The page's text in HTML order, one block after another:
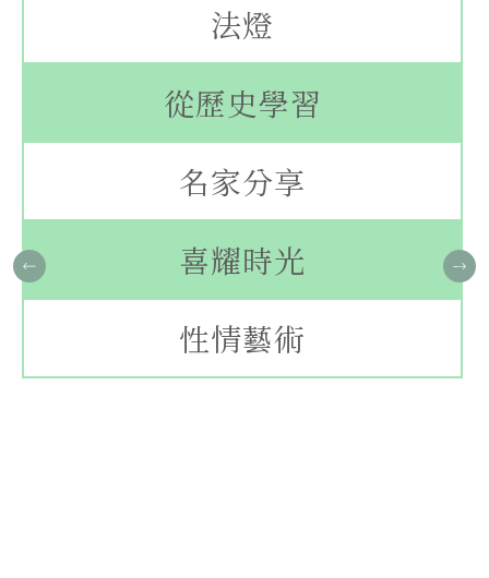
法燈
從歷史學習
名家分享
喜耀時光
性情藝術